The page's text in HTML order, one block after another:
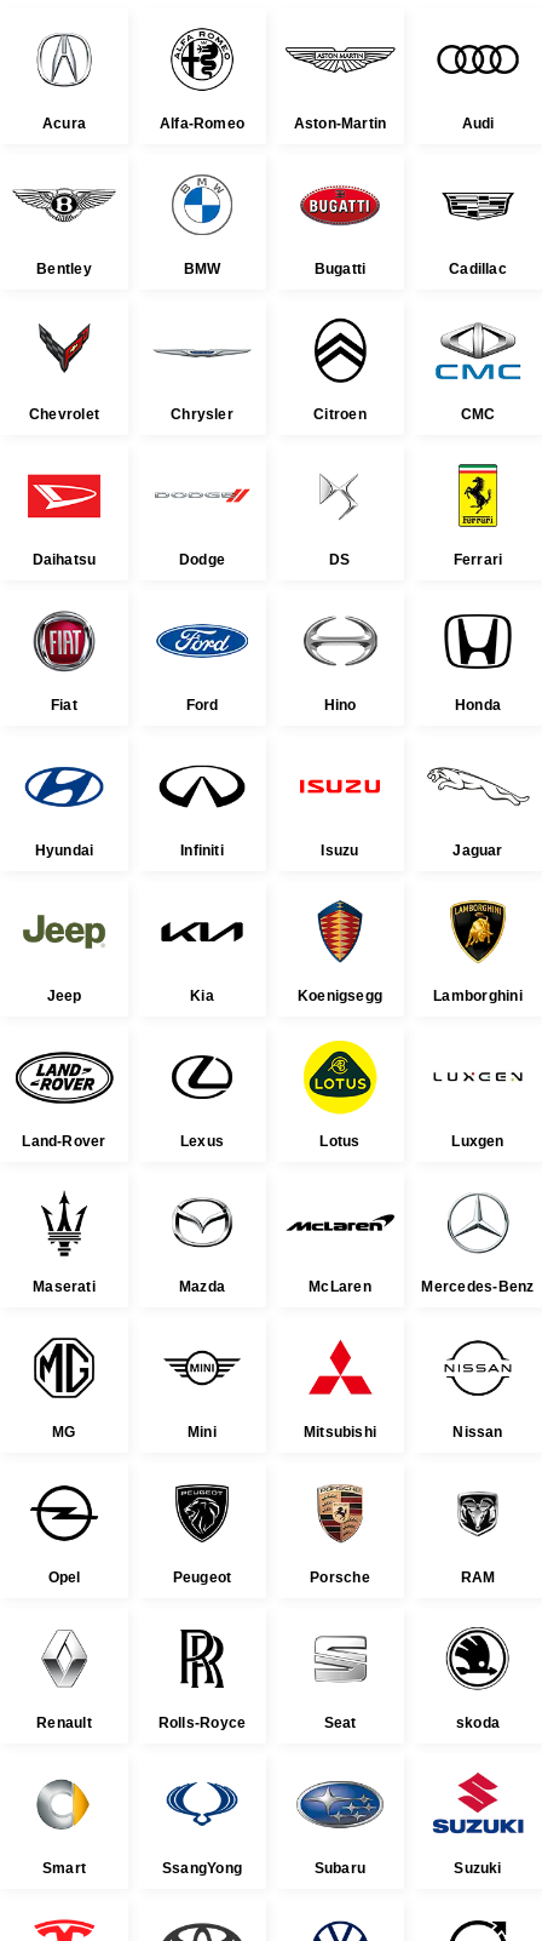
Acura Alfa-Romeo Aston-Martin Audi
Bentley BMW Bugatti Cadillac
Chevrolet Chrysler Citroen CMC
Daihatsu Dodge DS Ferrari
Fiat Ford Hino Honda
Hyundai Infiniti Isuzu Jaguar
Jeep Kia Koenigsegg Lamborghini
Land-Rover Lexus Lotus Luxgen
Maserati Mazda McLaren Mercedes-Benz
MG Mini Mitsubishi Nissan
Opel Peugeot Porsche RAM
Renault Rolls-Royce Seat skoda
Smart SsangYong Subaru Suzuki